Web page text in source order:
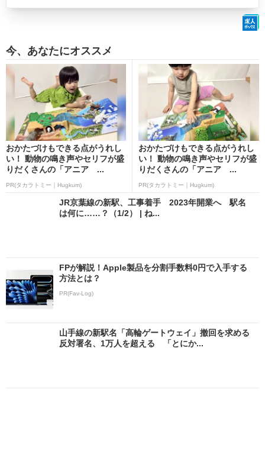
今、あなたにオススメ
おかたづけもできる点がうれし
い！ 動物の鳴き声やセリフが盛
りだくさんの「アニア ...
PR(タカラトミー｜Hugkum)
おかたづけもできる点がうれし
い！ 動物の鳴き声やセリフが盛
りだくさんの「アニア ...
PR(タカラトミー｜Hugkum)
JR京葉線の新駅、工事着手 2023年開業へ 駅名
は何に……？（1/2） | ね...
FPが解説！Apple製品を分割手数料0円で入手する
方法とは？
PR(Fav-Log)
山手線の新駅名「高輪ゲートウェイ」撤回を求める
反対署名、1万人を超える 「とにか...